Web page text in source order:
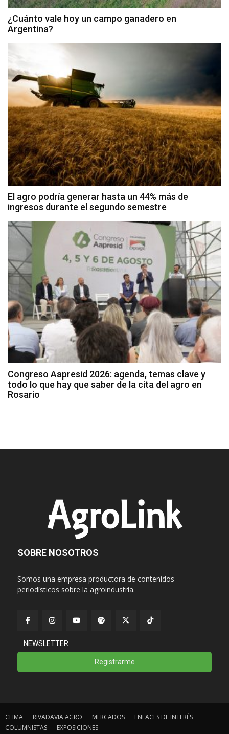
¿Cuánto vale hoy un campo ganadero en
Argentina?
El agro podría generar hasta un 44% más de
ingresos durante el segundo semestre
Congreso Aapresid 2026: agenda, temas clave y
todo lo que hay que saber de la cita del agro en
Rosario
SOBRE NOSOTROS
Somos una empresa productora de contenidos
periodísticos sobre la agroindustria.
NEWSLETTER
Registrarme
CLIMA RIVADAVIA AGRO MERCADOS
ENLACES DE INTERÉS
COLUMNISTAS
EXPOSICIONES